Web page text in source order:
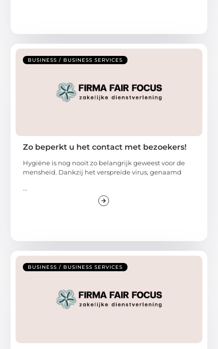
BUSINESS / BUSINESS SERVICES
Zo beperkt u het contact met bezoekers!
Hygiëne is nog nooit zo belangrijk geweest voor de
mensheid. Dankzij het verspreide virus, genaamd
...
BUSINESS / BUSINESS SERVICES